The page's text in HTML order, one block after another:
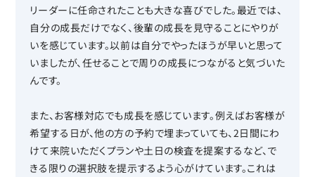
リーダーに任命されたことも大きな喜びでした。最近では、
自分の成長だけでなく、後輩の成長を見守ることにやりが
いを感じています。以前は自分でやったほうが早いと思って
いましたが、任せることで周りの成長につながると気づいた
んです。
また、お客様対応でも成長を感じています。例えばお客様が
希望する日が、他の方の予約で埋まっていても、2日間にわ
けて来院いただくプランや土日の検査を提案するなど、で
きる限りの選択肢を提示するよう心がけています。これは